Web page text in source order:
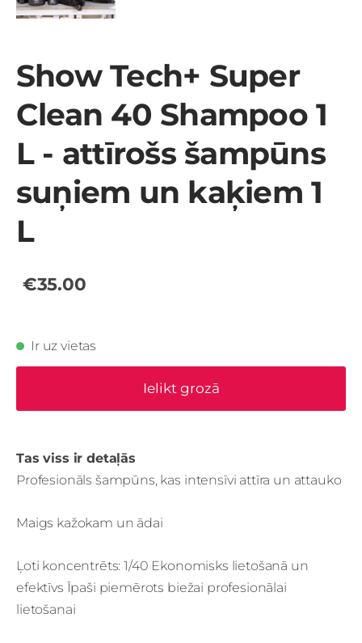
Show Tech+ Super
Clean 40 Shampoo 1
L - attīrošs šampūns
suņiem un kaķiem 1
L
€35.00
Ir uz vietas
Ielikt grozā
Tas viss ir detaļās
Profesionāls šampūns, kas intensīvi attīra un attauko
Maigs kažokam un ādai
Ļoti koncentrēts: 1/40 Ekonomisks lietošanā un
efektīvs Īpaši piemērots biežai profesionālai
lietošanai